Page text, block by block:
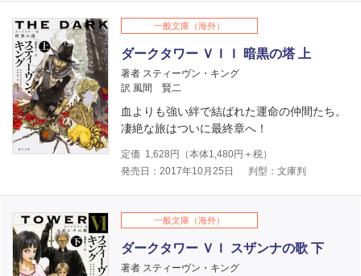
一般文庫（海外）
ダークタワー ＶＩＩ 暗黒の塔 上
著者 スティーヴン・キング
訳 風間 賢二
血よりも強い絆で結ばれた運命の仲間たち。
凄絶な旅はついに最終章へ！
定価 1,628 円（本体1,480円＋税）
発売日：2017年10月25日
判型：文庫判
一般文庫（海外）
ダークタワー ＶＩ スザンナの歌 下
著者 スティーヴン・キング